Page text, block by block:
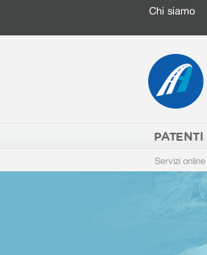
Chi siamo
PATENTI
Servizi online